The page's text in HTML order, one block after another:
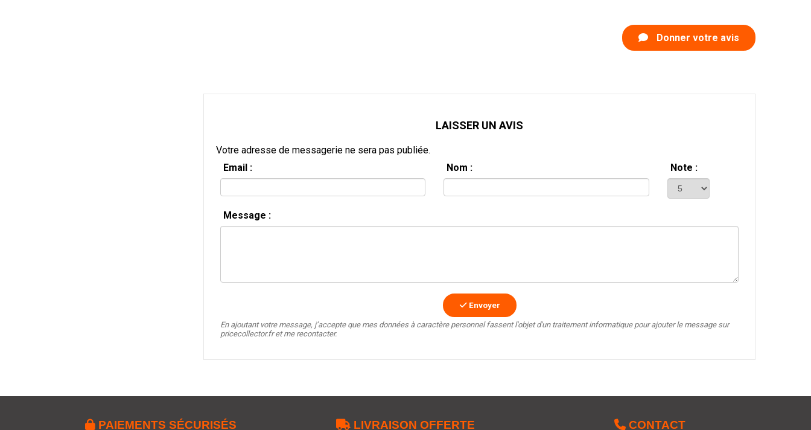
Donner votre avis
LAISSER UN AVIS
Votre adresse de messagerie ne sera pas publiée.
Email :
Nom : Note :
Message :
Envoyer
En ajoutant votre message, j’accepte que mes données à caractère personnel fassent l'objet d'un traitement informatique pour ajouter le message sur
pricecollector.fr et me recontacter.
 PAIEMENTS SÉCURISÉS LIVRAISON OFFERTE  CONTACT